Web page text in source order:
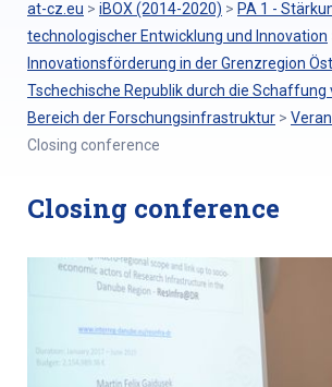
at-cz.eu > iBOX (2014-2020) > PA 1 -
technologischer Entwicklung und Innovation
Innovationsförderung in der Grenzregion
Tschechische Republik durch die Schaffung
Bereich der Forschungsinfrastruktur >
Closing conference
Closing conference